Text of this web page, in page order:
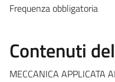
Frequenza obbligatoria
Contenuti
MECCANICA APPLICATA